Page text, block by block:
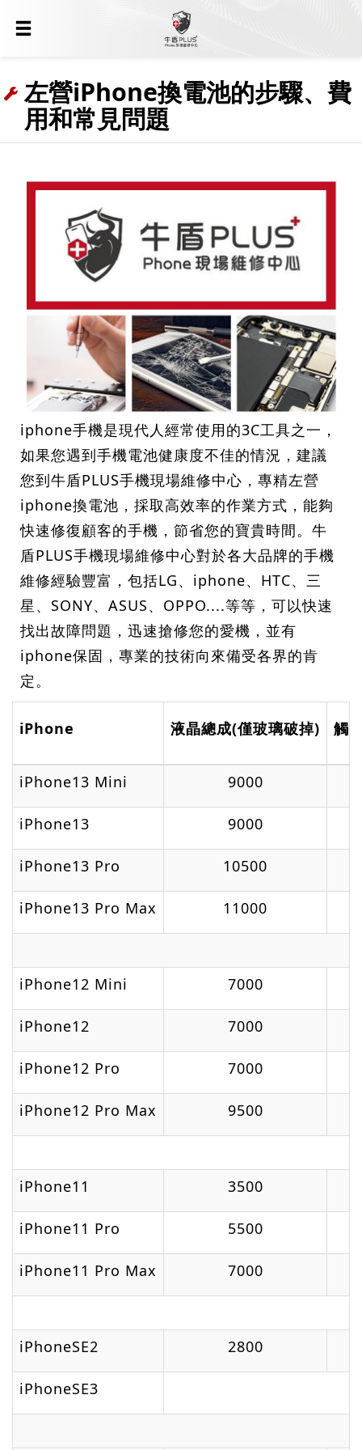
左營iPhone換電池的步驟、費
用和常見問題
iphone手機是現代人經常使用的3C工具之一，
如果您遇到手機電池健康度不佳的情況，建議
您到牛盾PLUS手機現場維修中心，專精左營
iphone換電池，採取高效率的作業方式，能夠
快速修復顧客的手機，節省您的寶貴時間。牛
盾PLUS手機現場維修中心對於各大品牌的手機
維修經驗豐富，包括LG、iphone、HTC、三
星、SONY、ASUS、OPPO....等等，可以快速
找出故障問題，迅速搶修您的愛機，並有
iphone保固，專業的技術向來備受各界的肯
定。
iPhone 液晶總成(僅玻璃破掉) 觸
iPhone13 Mini 9000
iPhone13 9000
iPhone13 Pro 10500
iPhone13 Pro Max 11000
iPhone12 Mini 7000
iPhone12 7000
iPhone12 Pro 7000
iPhone12 Pro Max 9500
iPhone11 3500
iPhone11 Pro 5500
iPhone11 Pro Max 7000
iPhoneSE2 2800
iPhoneSE3